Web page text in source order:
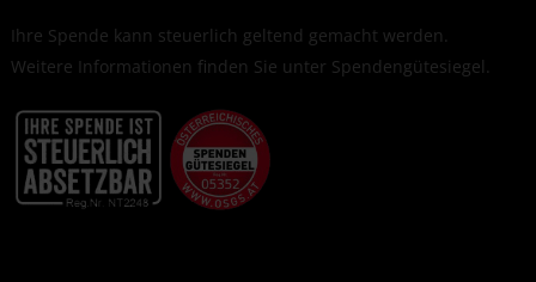
Ihre Spende kann steuerlich geltend gemacht werden.
Weitere Informationen finden Sie unter Spendengütesiegel